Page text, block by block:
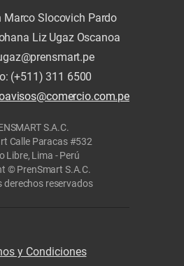
Marco Slocovich Pardo
Liz Ugaz Oscanoa
(+511) 311 6500
S.A.C.
Calle Paracas #532
Libre, Lima - Perú
© PrenSmart S.A.C.
derechos reservados
y Condiciones